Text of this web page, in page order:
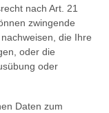
nach Art. 21
zwingende
die Ihre
oder die
oder
Daten zum